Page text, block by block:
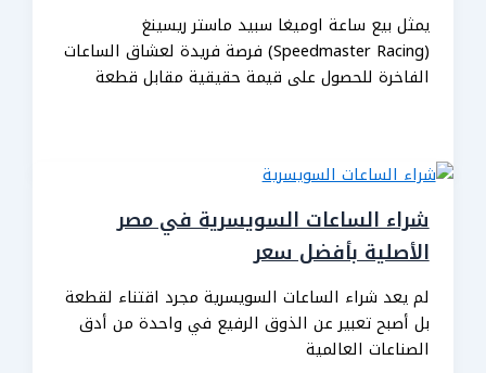
يمثل بيع ساعة اوميغا سبيد ماستر ريسينغ
(Speedmaster Racing) فرصة فريدة لعشاق الساعات
الفاخرة للحصول على قيمة حقيقية مقابل قطعة
شراء الساعات السويسرية في مصر
الأصلية بأفضل سعر
لم يعد شراء الساعات السويسرية مجرد اقتناء لقطعة
بل أصبح تعبير عن الذوق الرفيع في واحدة من أدق
الصناعات العالمية